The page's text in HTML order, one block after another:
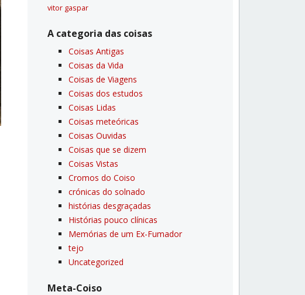
vitor gaspar
A categoria das coisas
Coisas Antigas
Coisas da Vida
Coisas de Viagens
Coisas dos estudos
Coisas Lidas
Coisas meteóricas
Coisas Ouvidas
Coisas que se dizem
Coisas Vistas
Cromos do Coiso
crónicas do solnado
histórias desgraçadas
Histórias pouco clí­nicas
Memórias de um Ex-Fumador
tejo
Uncategorized
Meta-Coiso